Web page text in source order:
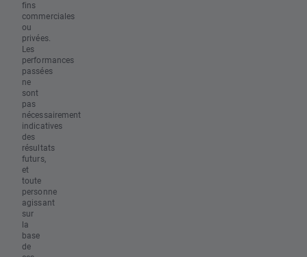
fins
commerciales
ou
privées.
Les
performances
passées
ne
sont
pas
nécessairement
indicatives
des
résultats
futurs,
et
toute
personne
agissant
sur
la
base
de